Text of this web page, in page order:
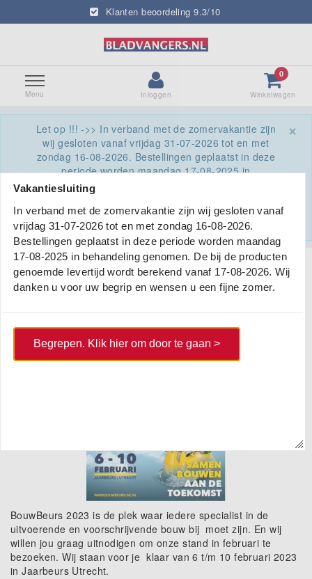
Klanten beoordeling 9.3/10
Menu Inloggen
0
Winkelwagen
Let op !!! ->> In verband met de zomervakantie zijn
wij gesloten vanaf vrijdag 31-07-2026 tot en met
zondag 16-08-2026. Bestellingen geplaatst in deze
periode worden maandag 17-08-2025 in
behandeling genomen. De bij de producten
genoemde levertijd wordt berekend vanaf 17-08-
2026. Wij danken u voor uw begrip en wensen u een
fijne zomer.
×
Terug naar Homepage|Bezoek Bladvangers.nl op de
Bouwbeurs 2023 in Utrecht en kom langs bij het
Bezoek Bladvangers.nl op de
Bouwbeurs 2023 in Utrecht en kom
BouwBeurs 2023 is de plek waar iedere specialist in de
uitvoerende en voorschrijvende bouw bij moet zijn. En wij
willen jou graag uitnodigen om onze stand in februari te
bezoeken. Wij staan voor je klaar van 6 t/m 10 februari 2023
in Jaarbeurs Utrecht.
Vakantiesluiting
In verband met de zomervakantie zijn wij gesloten vanaf
vrijdag 31-07-2026 tot en met zondag 16-08-2026.
Bestellingen geplaatst in deze periode worden maandag
17-08-2025 in behandeling genomen. De bij de producten
genoemde levertijd wordt berekend vanaf 17-08-2026. Wij
danken u voor uw begrip en wensen u een fijne zomer.
Begrepen. Klik hier om door te gaan >